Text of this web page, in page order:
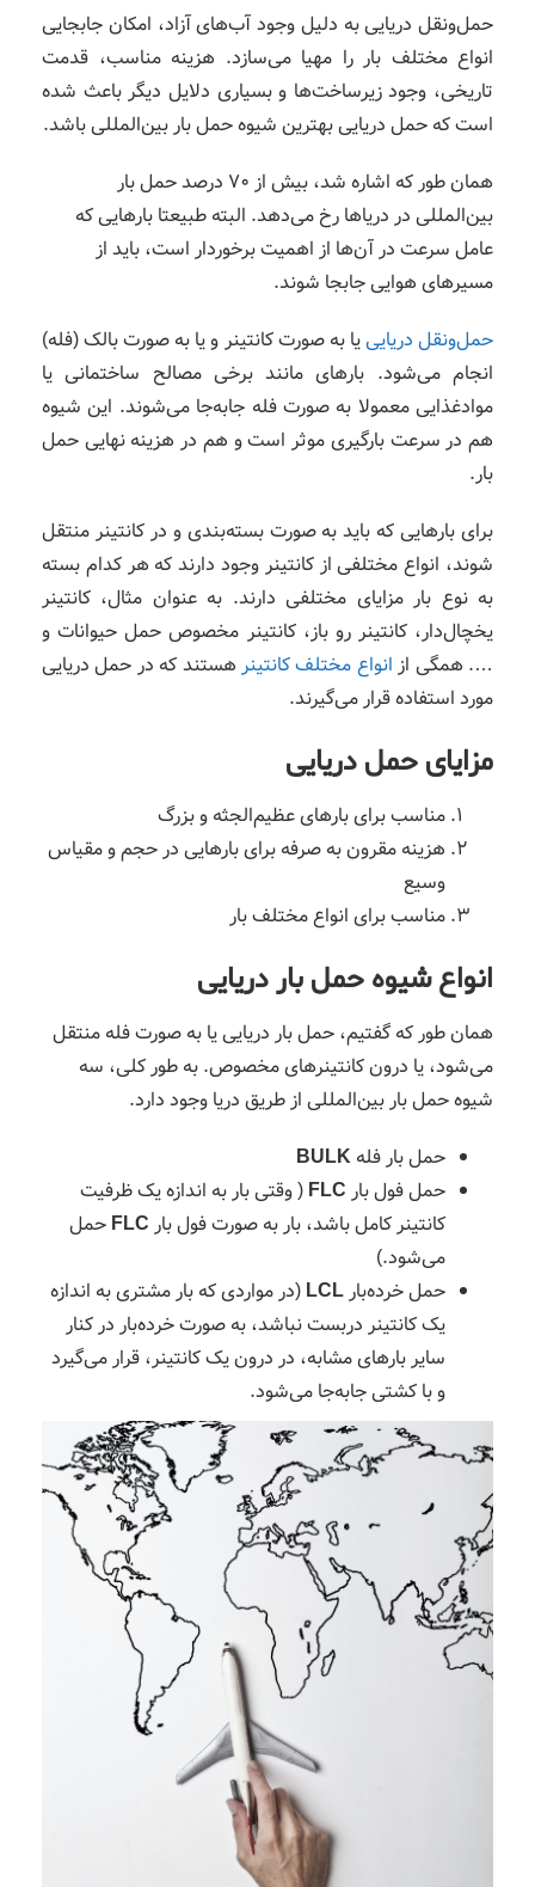
حمل‌ونقل دریایی به دلیل وجود آب‌های آزاد، امکان جابجایی
انواع مختلف بار را مهیا می‌سازد. هزینه مناسب، قدمت
تاریخی، وجود زیرساخت‌ها و بسیاری دلایل دیگر باعث شده
است که حمل دریایی بهترین شیوه حمل بار بین‌المللی باشد.
همان طور که اشاره شد، بیش از 70 درصد حمل بار
بین‌المللی در دریاها رخ می‌دهد. البته طبیعتا بارهایی که
عامل سرعت در آن‌ها از اهمیت برخوردار است، باید از
مسیرهای هوایی جابجا شوند.
حمل‌ونقل دریایییا به صورت کانتینر و یا به صورت بالک (فله)
انجام می‌شود. بارهای مانند برخی مصالح ساختمانی یا
موادغذایی معمولا به صورت فله جابه‌جا می‌شوند. این شیوه
هم در سرعت بارگیری موثر است و هم در هزینه نهایی حمل
بار.
برای بارهایی که باید به صورت بسته‌بندی و در کانتینر منتقل
شوند، انواع مختلفی از کانتینر وجود دارند که هر کدام بسته
به نوع بار مزایای مختلفی دارند. به عنوان مثال، کانتینر
یخچال‌دار، کانتینر رو باز، کانتینر مخصوص حمل حیوانات و
…. همگی از انواع مختلف کانتینر هستند که در حمل دریایی
مورد استفاده قرار می‌گیرند.
مزایای حمل دریایی
مناسب برای بارهای عظیم‌الجثه و بزرگ
هزینه مقرون به صرفه برای بارهایی در حجم و مقیاس
وسیع
مناسب برای انواع مختلف بار
انواع شیوه حمل بار دریایی
همان طور که گفتیم، حمل بار دریایی یا به صورت فله منتقل
می‌شود، یا درون کانتینرهای مخصوص. به طور کلی، سه
شیوه حمل بار بین‌المللی از طریق دریا وجود دارد.
حمل بار فله BULK
حمل فول بار FLC ( وقتی بار به اندازه یک ظرفیت
کانتینر کامل باشد، بار به صورت فول بار FLC حمل
می‌شود.)
حمل خرده‌بارLCL (در مواردی که بار مشتری به اندازه
یک کانتینر دربست نباشد، به صورت خرده‌بار در کنار
سایر بارهای مشابه، در درون یک کانتینر، قرار می‌گیرد
و با کشتی جابه‌جا می‌شود.